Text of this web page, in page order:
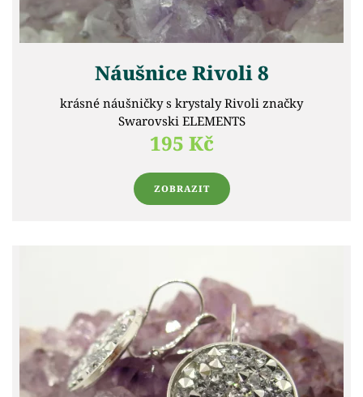
Náušnice Rivoli 8
krásné náušničky s krystaly Rivoli značky
Swarovski ELEMENTS
195 Kč
ZOBRAZIT